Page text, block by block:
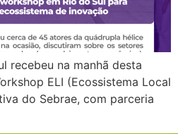
recebeu na manhã desta
ELI (Ecossistema Local
do Sebrae, com parceria